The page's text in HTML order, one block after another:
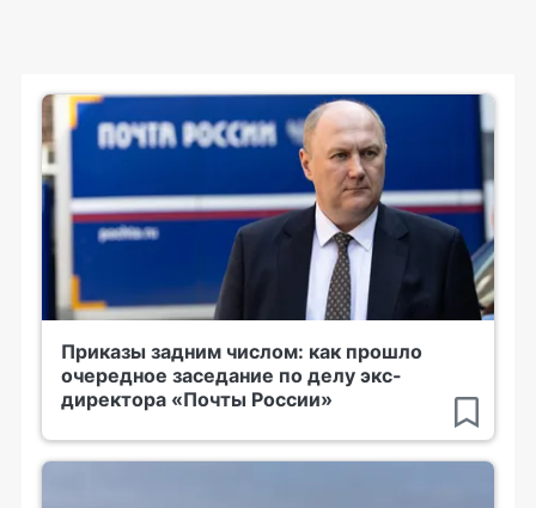
Приказы задним числом: как прошло
очередное заседание по делу экс-
директора «Почты России»